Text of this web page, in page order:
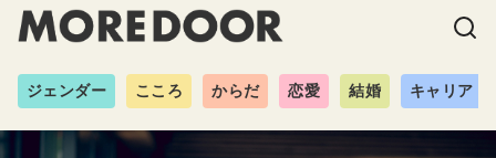
ジェンダー こころ からだ 恋愛 結婚 キャリア